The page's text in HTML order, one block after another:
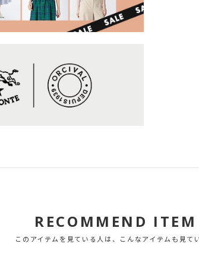
RECOMMEND ITEM
このアイテムを見ている人は、こんなアイテムも見て